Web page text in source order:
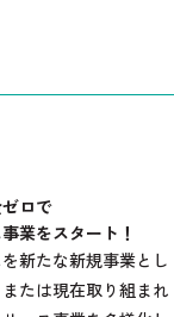
ロで
業をスタート！
新たな新規事業とし
たは現在取り組まれ